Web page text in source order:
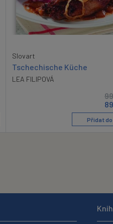
Slovart
Tschechische Küche
LEA FILIPOVÁ
Přidat do